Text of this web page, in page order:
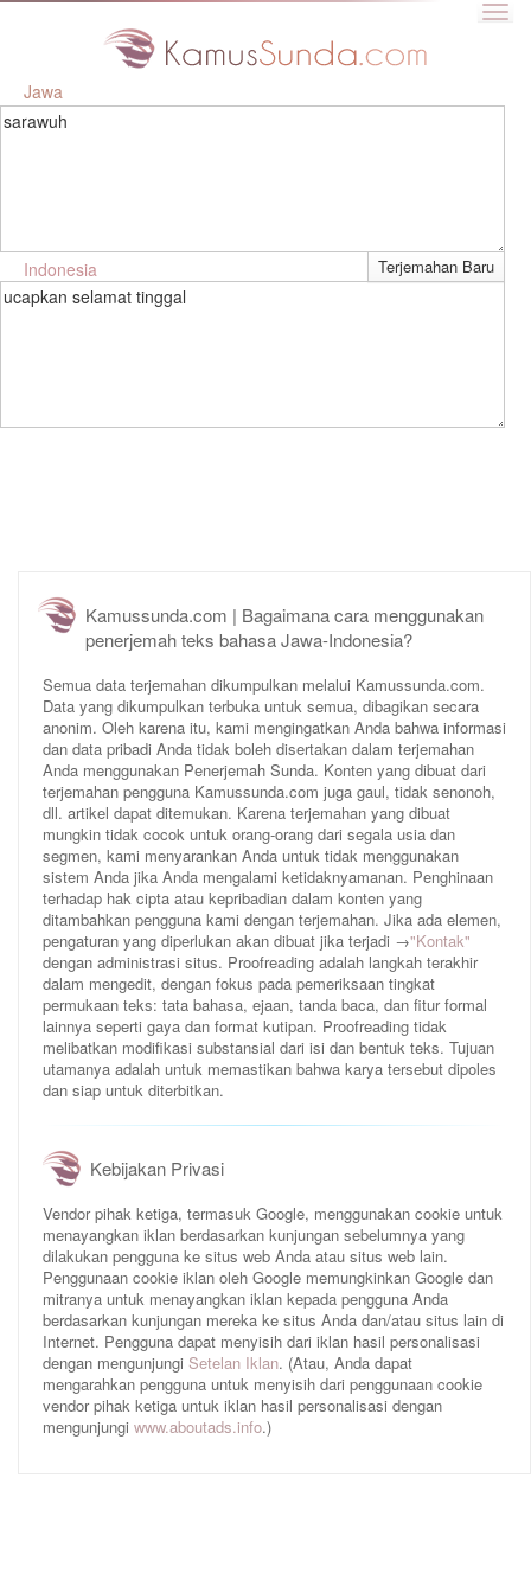
Jawa
sarawuh
Indonesia
ucapkan selamat tinggal
Kamussunda.com | Bagaimana cara menggunakan
penerjemah teks bahasa Jawa-Indonesia?
Semua data terjemahan dikumpulkan melalui Kamussunda.com.
Data yang dikumpulkan terbuka untuk semua, dibagikan secara
anonim. Oleh karena itu, kami mengingatkan Anda bahwa informasi
dan data pribadi Anda tidak boleh disertakan dalam terjemahan
Anda menggunakan Penerjemah Sunda. Konten yang dibuat dari
terjemahan pengguna Kamussunda.com juga gaul, tidak senonoh,
dll. artikel dapat ditemukan. Karena terjemahan yang dibuat
mungkin tidak cocok untuk orang-orang dari segala usia dan
segmen, kami menyarankan Anda untuk tidak menggunakan
sistem Anda jika Anda mengalami ketidaknyamanan. Penghinaan
terhadap hak cipta atau kepribadian dalam konten yang
ditambahkan pengguna kami dengan terjemahan. Jika ada elemen,
pengaturan yang diperlukan akan dibuat jika terjadi →"Kontak"
dengan administrasi situs. Proofreading adalah langkah terakhir
dalam mengedit, dengan fokus pada pemeriksaan tingkat
permukaan teks: tata bahasa, ejaan, tanda baca, dan fitur formal
lainnya seperti gaya dan format kutipan. Proofreading tidak
melibatkan modifikasi substansial dari isi dan bentuk teks. Tujuan
utamanya adalah untuk memastikan bahwa karya tersebut dipoles
dan siap untuk diterbitkan.
Kebijakan Privasi
Vendor pihak ketiga, termasuk Google, menggunakan cookie untuk
menayangkan iklan berdasarkan kunjungan sebelumnya yang
dilakukan pengguna ke situs web Anda atau situs web lain.
Penggunaan cookie iklan oleh Google memungkinkan Google dan
mitranya untuk menayangkan iklan kepada pengguna Anda
berdasarkan kunjungan mereka ke situs Anda dan/atau situs lain di
Internet. Pengguna dapat menyisih dari iklan hasil personalisasi
dengan mengunjungi Setelan Iklan. (Atau, Anda dapat
mengarahkan pengguna untuk menyisih dari penggunaan cookie
vendor pihak ketiga untuk iklan hasil personalisasi dengan
mengunjungi www.aboutads.info.)